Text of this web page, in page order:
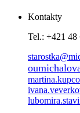
Kontakty
Tel.: +421 48